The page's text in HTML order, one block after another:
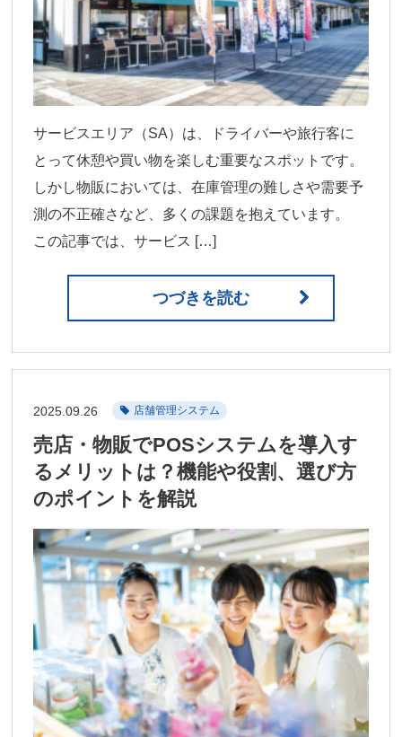
サービスエリア（SA）は、ドライバーや旅行客に
とって休憩や買い物を楽しむ重要なスポットです。
しかし物販においては、在庫管理の難しさや需要予
測の不正確さなど、多くの課題を抱えています。
この記事では、サービス […]
つづきを読む
2025.09.26 店舗管理システム
売店・物販でPOSシステムを導入す
るメリットは？機能や役割、選び方
のポイントを解説